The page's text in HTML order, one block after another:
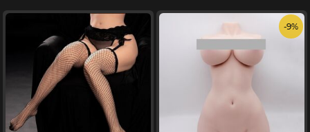
- 9%